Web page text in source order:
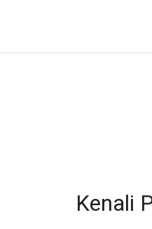
Kenali